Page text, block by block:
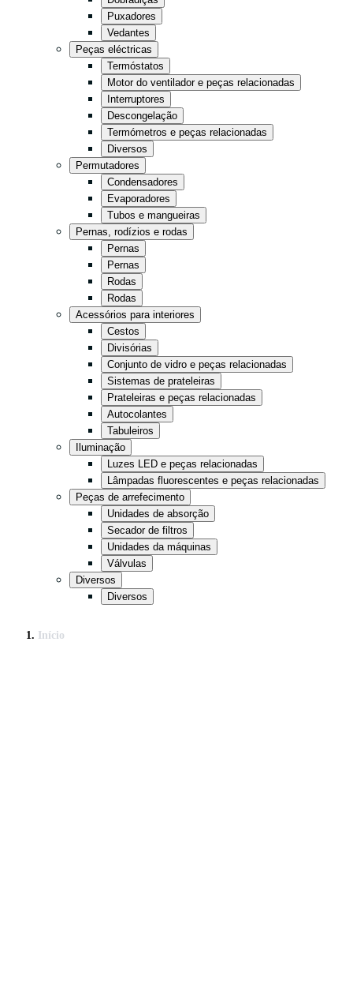
Supermercado
Comércio a retalho
Tudo em preto
Cozinha
Armazém
Fast food
Puxadores
Vedantes
Peças eléctricas
Termóstatos
Motor do ventilador e peças relacionadas
Interruptores
Descongelação
Termómetros e peças relacionadas
Diversos
Permutadores
Condensadores
Evaporadores
Tubos e mangueiras
Pernas, rodízios e rodas
Pernas
Pernas
Rodas
Rodas
Acessórios para interiores
Cestos
Divisórias
Conjunto de vidro e peças relacionadas
Sistemas de prateleiras
Prateleiras e peças relacionadas
Autocolantes
Tabuleiros
Iluminação
Luzes LED e peças relacionadas
Lâmpadas fluorescentes e peças relacionadas
Peças de arrefecimento
Unidades de absorção
Secador de filtros
Unidades da máquinas
Válvulas
Diversos
Diversos
Início